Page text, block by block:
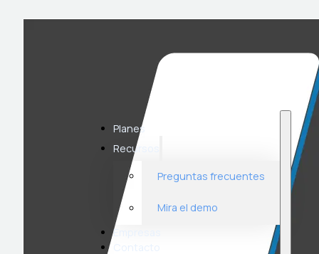
Planes
Recursos
Preguntas frecuentes
Mira el demo
Empresas